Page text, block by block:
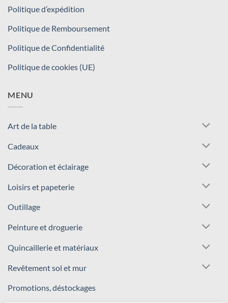
Politique d’expédition
Politique de Remboursement
Politique de Confidentialité
Politique de cookies (UE)
MENU
Art de la table
Cadeaux
Décoration et éclairage
Loisirs et papeterie
Outillage
Peinture et droguerie
Quincaillerie et matériaux
Revêtement sol et mur
Promotions, déstockages